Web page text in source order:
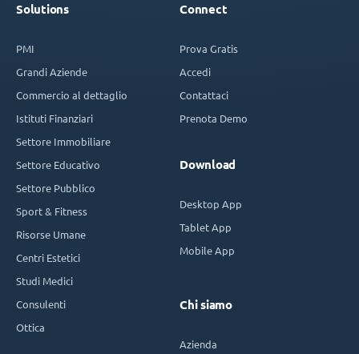
Solutions
PMI
Grandi Aziende
Commercio al dettaglio
Istituti Finanziari
Settore Immobiliare
Settore Educativo
Settore Pubblico
Sport & Fitness
Risorse Umane
Centri Estetici
Studi Medici
Consulenti
Ottica
Connect
Prova Gratis
Accedi
Contattaci
Prenota Demo
Download
Desktop App
Tablet App
Mobile App
Chi siamo
Azienda